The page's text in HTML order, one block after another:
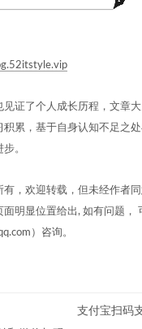
见证了个人成长历程，文章
积累，基于自身认知不足之
。
有，欢迎转载，但未经作者
面明显位置给出, 如有问题，
）咨询。
支付宝扫码